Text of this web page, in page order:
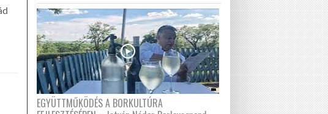
EGYÜTTMŰKÖDÉS A BORKULTÚRA